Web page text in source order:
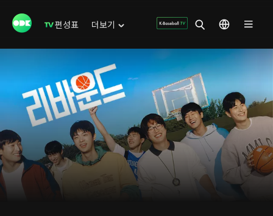
편성표 더보기